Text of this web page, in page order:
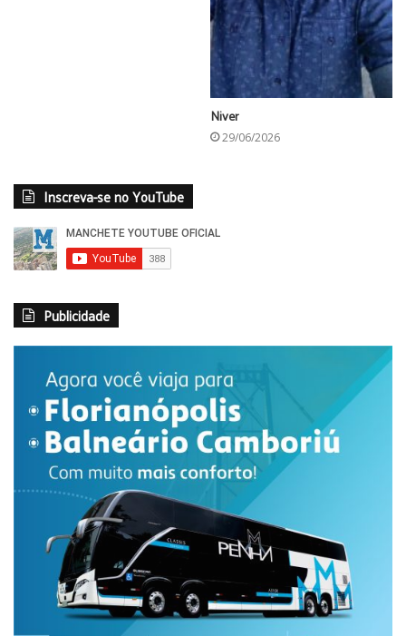
Niver
29/06/2026
Inscreva-se no YouTube
Publicidade